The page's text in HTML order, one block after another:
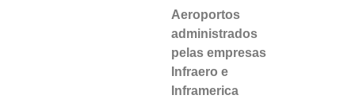
Aeroportos
administrados
pelas empresas
Infraero e
Inframerica